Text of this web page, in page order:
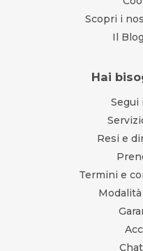
Scopri i
Il
Hai
Segui
Resi e
Termini e